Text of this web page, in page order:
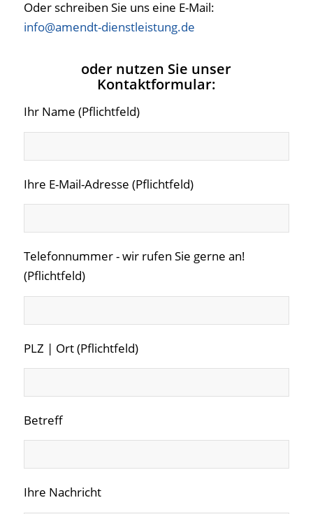
Oder schreiben Sie uns eine E-Mail:
info@amendt-dienstleistung.de
oder nutzen Sie unser
Kontaktformular:
Ihr Name (Pflichtfeld)
Ihre E-Mail-Adresse (Pflichtfeld)
Telefonnummer - wir rufen Sie gerne an!
(Pflichtfeld)
PLZ | Ort (Pflichtfeld)
Betreff
Ihre Nachricht